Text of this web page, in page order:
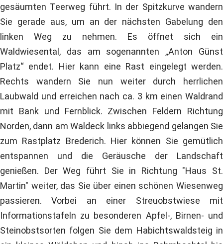
gesäumten Teerweg führt. In der Spitzkurve wandern
Sie gerade aus, um an der nächsten Gabelung den
linken Weg zu nehmen. Es öffnet sich ein
Waldwiesental, das am sogenannten „Anton Günst
Platz“ endet. Hier kann eine Rast eingelegt werden.
Rechts wandern Sie nun weiter durch herrlichen
Laubwald und erreichen nach ca. 3 km einen Waldrand
mit Bank und Fernblick. Zwischen Feldern Richtung
Norden, dann am Waldeck links abbiegend gelangen Sie
zum Rastplatz Brederich. Hier können Sie gemütlich
entspannen und die Geräusche der Landschaft
genießen. Der Weg führt Sie in Richtung "Haus St.
Martin" weiter, das Sie über einen schönen Wiesenweg
passieren. Vorbei an einer Streuobstwiese mit
Informationstafeln zu besonderen Apfel-, Birnen- und
Steinobstsorten folgen Sie dem Habichtswaldsteig in